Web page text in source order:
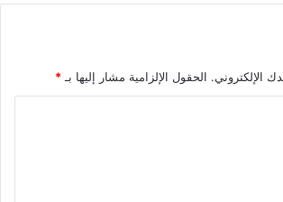
الإلكتروني. الحقول الإلزامية مشار إليها بـ *